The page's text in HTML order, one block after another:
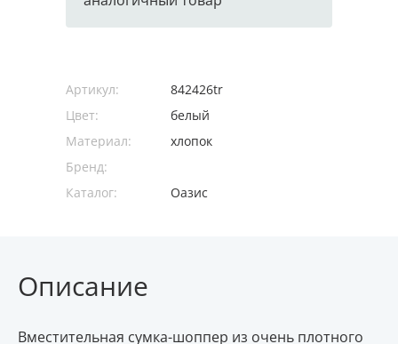
Артикул:
842426tr
Цвет:
белый
Материал:
хлопок
Бренд:
Каталог:
Оазис
Описание
Вместительная сумка-шоппер из очень плотного